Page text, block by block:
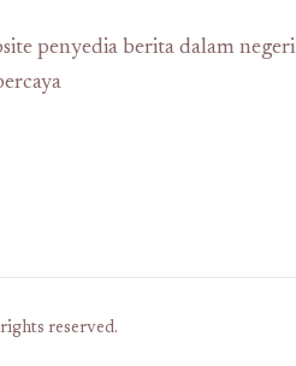
penyedia berita dalam negeri
reserved.